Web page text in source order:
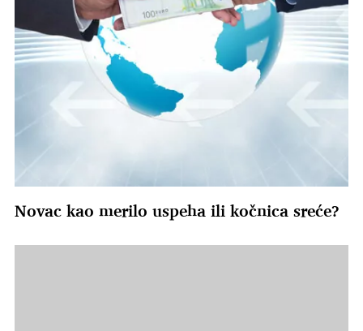
Novac kao merilo uspeha ili kočnica sreće?